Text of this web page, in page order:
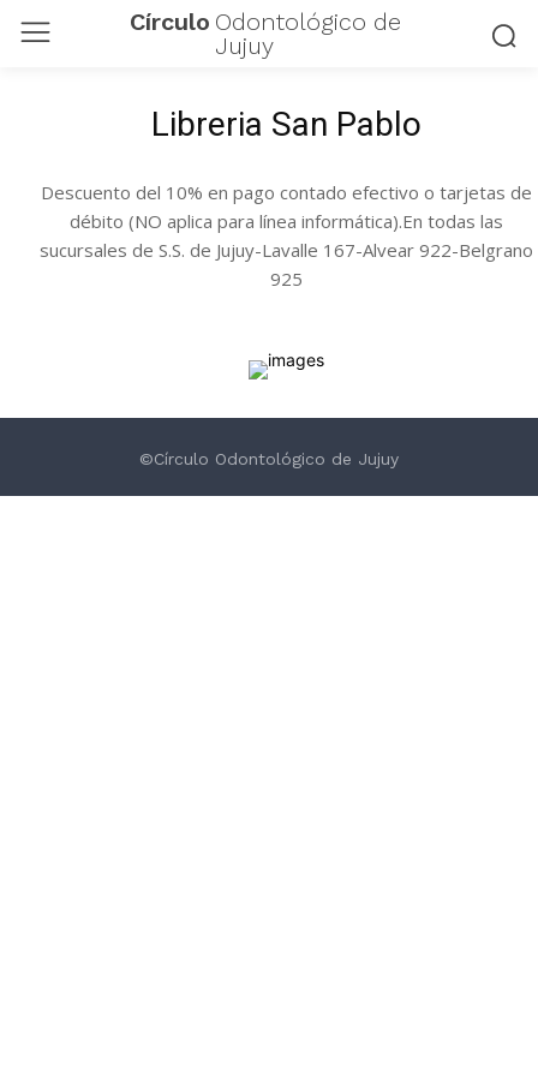
Círculo Odontológico de
Jujuy
Libreria San Pablo
Descuento del 10% en pago contado efectivo o tarjetas de
débito (NO aplica para línea informática).En todas las
sucursales de S.S. de Jujuy-Lavalle 167-Alvear 922-Belgrano
925
©Círculo Odontológico de Jujuy